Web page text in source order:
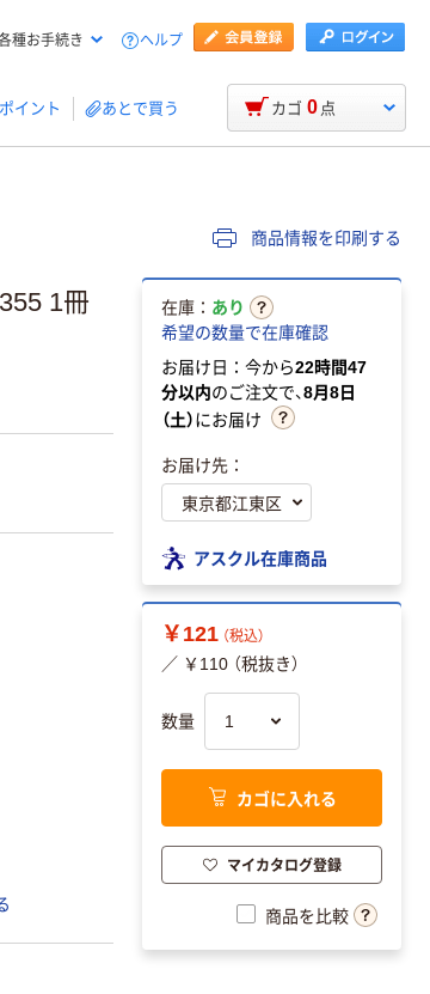
種お手続き ヘルプ
イント あとで買う カゴ 0 点
商品情報を印刷する
1冊 在庫： あり
希望の数量で在庫確認
お届け日：今から22時間47
分以内のご注文で、8月8日
（土）にお届け
お届け先：
アスクル在庫商品
￥121 （税込）
／ ￥110 （税抜き）
数量
カゴに入れる
マイカタログ登録
商品を比較